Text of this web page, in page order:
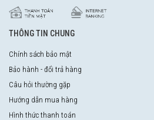
THÔNG TIN CHUNG
Chính sách bảo mật
Bảo hành - đổi trả hàng
Câu hỏi thường gặp
Hướng dẫn mua hàng
Hình thức thanh toán